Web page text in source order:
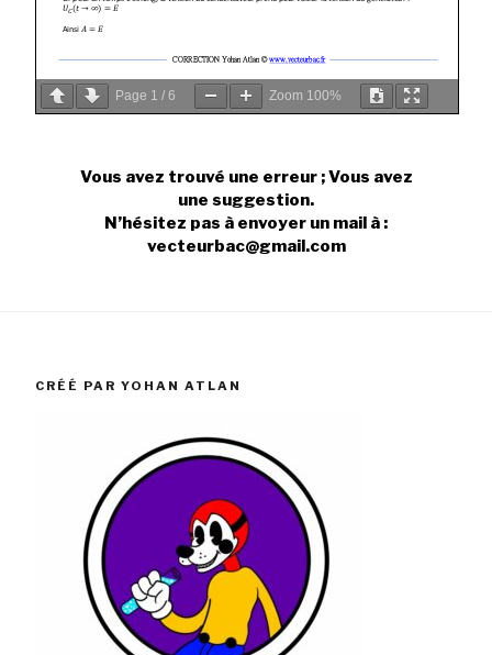
Page 1 / 6 Zoom 100%
Vous avez trouvé une erreur ; Vous avez
une suggestion.
N’hésitez pas à envoyer un mail à :
vecteurbac@gmail.com
CRÉÉ PAR YOHAN ATLAN